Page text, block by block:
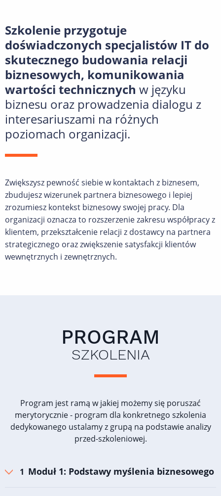
Szkolenie przygotuje
doświadczonych specjalistów IT do
skutecznego budowania relacji
biznesowych, komunikowania
wartości technicznych w języku
biznesu oraz prowadzenia dialogu z
interesariuszami na różnych
poziomach organizacji.
Zwiększysz pewność siebie w kontaktach z biznesem,
zbudujesz wizerunek partnera biznesowego i lepiej
zrozumiesz kontekst biznesowy swojej pracy. Dla
organizacji oznacza to rozszerzenie zakresu współpracy z
klientem, przekształcenie relacji z dostawcy na partnera
strategicznego oraz zwiększenie satysfakcji klientów
wewnętrznych i zewnętrznych.
PROGRAM
SZKOLENIA
Program jest ramą w jakiej możemy się poruszać
merytorycznie - program dla konkretnego szkolenia
dedykowanego ustalamy z grupą na podstawie analizy
przed-szkoleniowej.
Moduł 1: Podstawy myślenia biznesowego